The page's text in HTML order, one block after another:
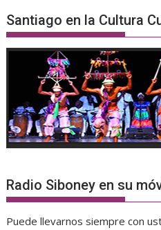
Santiago en la Cultura
Radio Siboney en su
Puede llevarnos siempre con